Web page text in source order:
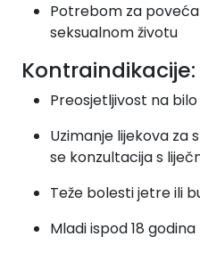
Potrebom za
seksualnom životu
Kontraindikacije:
Preosjetljivost na
Uzimanje lijekova
se konzultacija s
Teže bolesti jetre ili
Mladi ispod 18 godina